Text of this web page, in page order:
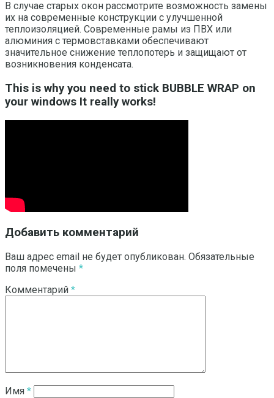
В случае старых окон рассмотрите возможность замены
их на современные конструкции с улучшенной
теплоизоляцией. Современные рамы из ПВХ или
алюминия с термовставками обеспечивают
значительное снижение теплопотерь и защищают от
возникновения конденсата.
This is why you need to stick BUBBLE WRAP on
your windows It really works!
Добавить комментарий
Ваш адрес email не будет опубликован. Обязательные
поля помечены *
Комментарий *
Имя *